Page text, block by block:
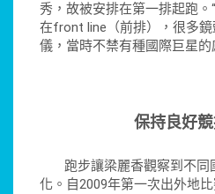
秀，故被安排在第一排起跑
在front line（前排），很多
儀，當時不禁有種國際巨星的
保持良好
跑步讓梁麗香觀察到不同
化。自2009年第一次出外地